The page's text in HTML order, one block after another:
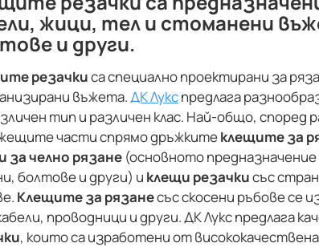
жици, тел и стоманени
и други.
резачкиса специално проектирани за
въжета.ДК Лукспредлага
тип и различен клас. Най-общо, според
части спрямо дръжкитеклещите за
за челно рязане (основното предназначение
болтове и други) и клещи резачкисъс
Клещите за рязанесъс скосени ръбове се
проводници и други. ДК Лукс предлага
, които са изработени от